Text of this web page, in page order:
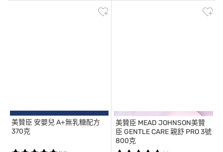
美贊臣 安嬰兒 A+無乳糖配方
370克
美贊臣 MEAD JOHNSON美贊
臣 GENTLE CARE 親舒 PRO 3號
800克